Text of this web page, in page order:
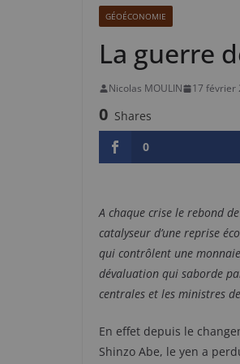
GÉOÉCONOMIE
La guerre
Nicolas MOULIN 17 février
0 Shares
0
A chaque crise le rebond
catalyseur d’une reprise
qui contrôlent une
dévaluation qui saborde
centrales et les ministres
En effet depuis le
Shinzo Abe, le yen a